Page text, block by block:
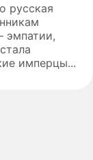
русская
эмпатии,
имперцы...